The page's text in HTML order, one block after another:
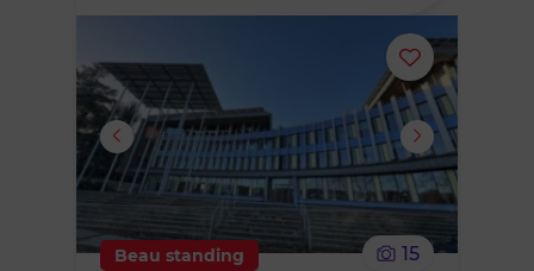
Ajouter
ou
supprimer
Beau standing 15